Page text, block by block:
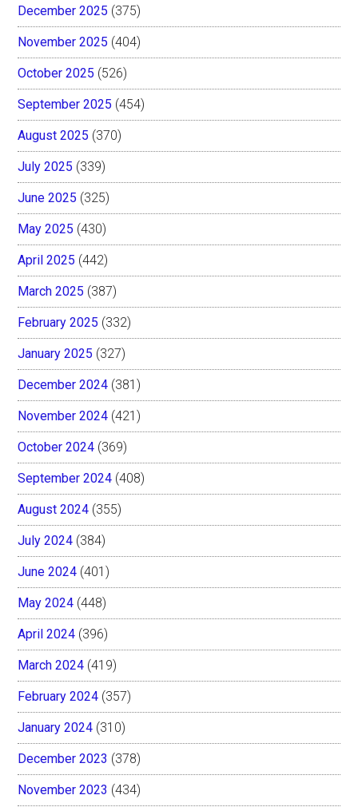
December 2025 (375)
November 2025 (404)
October 2025 (526)
September 2025 (454)
August 2025 (370)
July 2025 (339)
June 2025 (325)
May 2025 (430)
April 2025 (442)
March 2025 (387)
February 2025 (332)
January 2025 (327)
December 2024 (381)
November 2024 (421)
October 2024 (369)
September 2024 (408)
August 2024 (355)
July 2024 (384)
June 2024 (401)
May 2024 (448)
April 2024 (396)
March 2024 (419)
February 2024 (357)
January 2024 (310)
December 2023 (378)
November 2023 (434)